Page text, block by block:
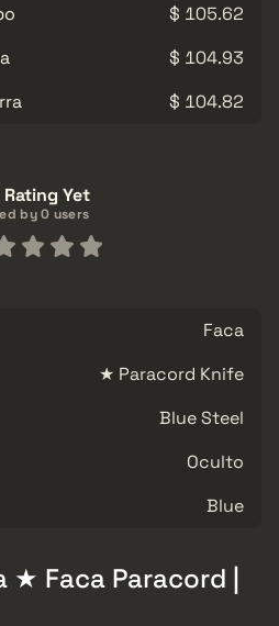
$ 105.62
$ 104.93
$ 104.82
Rating Yet
by 0 users
Faca
★ Paracord Knife
Blue Steel
Oculto
Blue
★ Faca Paracord |